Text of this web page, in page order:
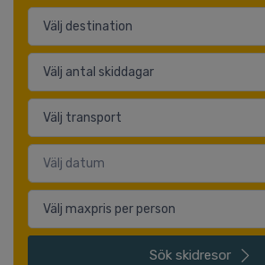
Sök skidresor